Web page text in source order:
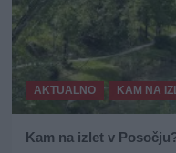
AKTUALNO KAM NA
Kam na izlet v